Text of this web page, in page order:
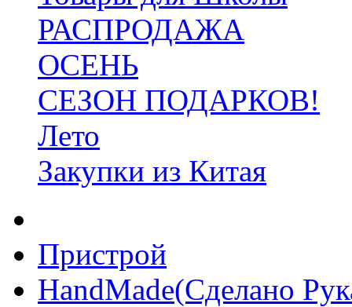
РАСПРОДАЖА
ОСЕНЬ
СЕЗОН ПОДАРКОВ!
Лето
Закупки из Китая
Пристрой
HandMade(Сделано